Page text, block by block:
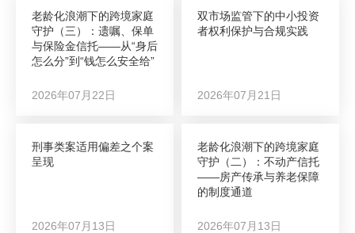
老龄化浪潮下的跨境家庭
守护（三）：遗嘱、保单
与保险金信托——从“身后
怎么分”到“钱怎么安全给”
2026年07月22日
双市场监管下的中小投资
者权利保护与合规实践
2026年07月21日
刑事类案适用偏差之个案
呈现
2026年07月13日
老龄化浪潮下的跨境家庭
守护（二）：不动产信托
——房产传承与养老保障
的制度通道
2026年07月13日